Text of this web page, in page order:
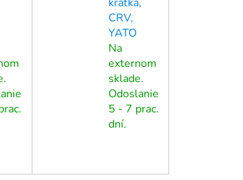
CRV,
YATO
Na
externom
sklade.
Odoslanie
5 - 7 prac.
dní.